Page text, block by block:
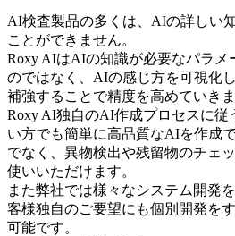
AI検査製品の多くは、AIの詳しい
ことができません。
Roxy AIはAIの知識が必要なパラメ
のではなく、AIの感じ方を可視化
補強することで精度を高めていきま
Roxy AI独自のAI作成プロセスに従
い方でも簡単に高品質なAIを作成
でなく、異物検出や残留物のチェ
使いいただけます。
また弊社では様々なシステム開発
客様独自のご要望にも個別開発を
可能です。